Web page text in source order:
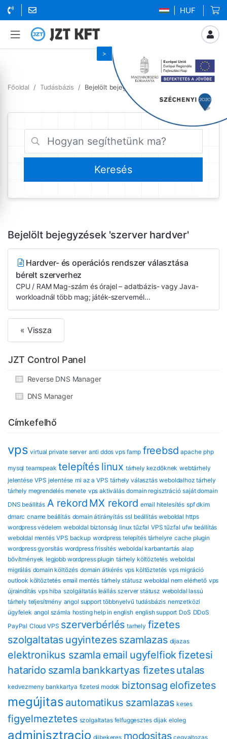
| HUF
Főoldal Tudásbázis Bejelölt bejegyzések szerver hardver
Bejelölt bejegyzések 'szerver hardver'
Hardver- és operációs rendszer választása
bérelt szerverhez
CPU / RAM Mag-szám és órajel – adatbázis- vagy Java-
workloadnál több mag; játék-szervernél...
« Vissza
JZT Control Panel
Reverse DNS Manager
DNS Manager
Címkefelhő
vps virtual private server anti ddos vps famp freebsd apache php
mysql teamspeak telepítés linux tárhely kezdőknek webtárhely
jelentése VPS jelentése mi az a VPS tárhely választás weboldalhoz tárhely
tárhely megrendelés menete vps aktiválás domain regisztráció saját domain
DNS beállítás A rekord MX rekord email hitelesítés spf dkim
dmarc cname beállítás domain átirányítás ssl beállítás weboldal https
wordpress védelem weboldal biztonság linux tűzfal VPS tűzfal ufw beállítás
weboldal mentés VPS backup wordpress telepítés tárhelyre cache plugin
wordpress gyorsítás wordpress frissítés weboldal karbantartás alap
bővítmények legjobb wordpress plugin tárhely költöztetés weboldal
migrálás domain költözés domain átkérés vps költöztetés vps migráció
outlook költöztetés email mentés tárhely státusz weboldal nem elérhető vps
újraindítás vps hiba szolgáltatás leállás szerver státusz weboldal lassú
tárhely teljesítmény angol support többnyelvű tudásbázis nemzetközi
ügyfelek angol számla hosting help in english english support DoS DDoS
PayPal Cloud VPS szerverbérlés tarhely fizetes
szolgaltatas ugyintezes szamlazas dijazas
elektronikus szamla email ugyfelfiok fizetesi
hatarido szamla bankkartyas fizetesutalas
kedvezmeny bankkartya fizetesi modok biztonsag eloﬁzetes
megújitas automatikus szamlazas keses
figyelmeztetes szolgaltatas felfuggesztes dijak eloleg
adminisztracio dijbekeres modositas cegvaltozas